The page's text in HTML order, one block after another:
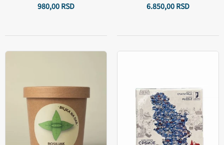
980,00RSD
6.850,00RSD